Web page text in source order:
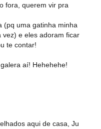
fora, querem vir pra
(pq uma gatinha minha
vez) e eles adoram ficar
te contar!
aí! Hehehehe!
aqui de casa, Ju